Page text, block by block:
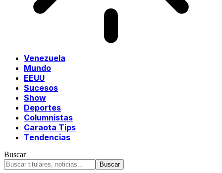
Venezuela
Mundo
EEUU
Sucesos
Show
Deportes
Columnistas
Caraota Tips
Tendencias
Buscar